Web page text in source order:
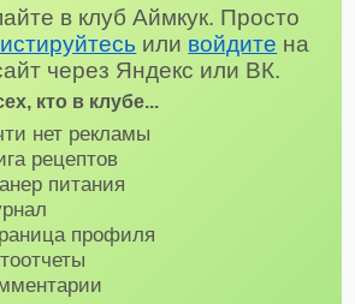
в клуб Аймкук. Просто
или войдите на
через Яндекс или ВК.
кто в клубе...
нет рекламы
рецептов
питания
профиля